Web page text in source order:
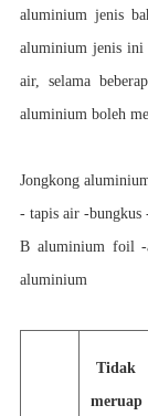
aluminium jenis
aluminium jenis ini
air, selama
aluminium boleh
Jongkong
- tapis air -bungkus
B aluminium foil -
aluminium
Tidak
meruap